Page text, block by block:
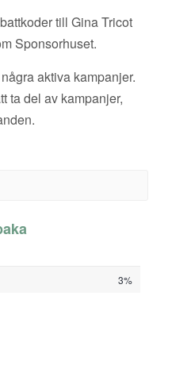
till Gina Tricot
Sponsorhuset.
aktiva kampanjer.
ta del av kampanjer,
3%